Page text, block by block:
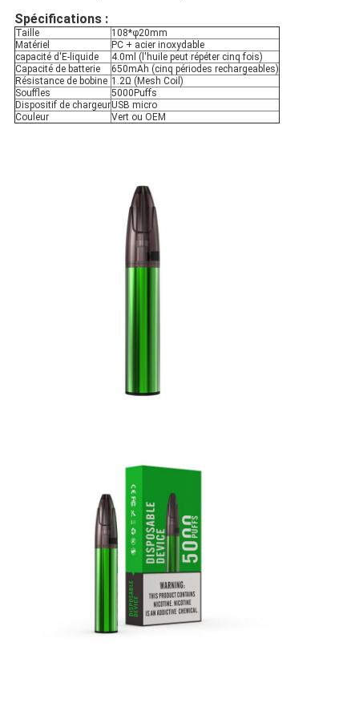
Spécifications :
Taille
108*φ20mm
Matériel
PC + acier inoxydable
capacité d'E-liquide
4.0ml (l'huile peut répéter cinq fois)
Capacité de batterie
650mAh (cinq périodes rechargeables)
Résistance de bobine 1.2Ω (Mesh Coil)
Souffles
5000Puffs
Dispositif de chargeurUSB micro
Couleur
Vert ou OEM